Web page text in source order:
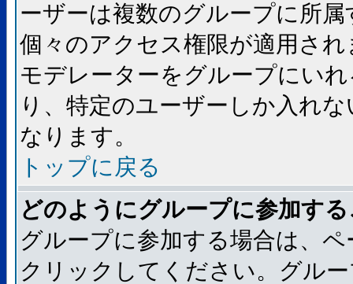
ーザーは複数のグループに所
個々のアクセス権限が適用さ
モデレーターをグループにい
り、特定のユーザーしか入れ
なります。
トップに戻る
どのようにグループに参加す
グループに参加する場合は、
クリックしてください。グル